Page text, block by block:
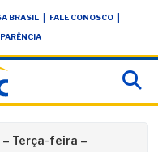
BRASIL FALE CONOSCO
– Terça-feira –